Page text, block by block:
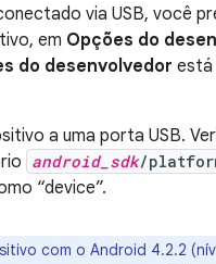
via USB, você
em Opções do
do desenvolvedor está
a uma porta USB.
android_sdk/
“device”.
com o Android 4.2.2